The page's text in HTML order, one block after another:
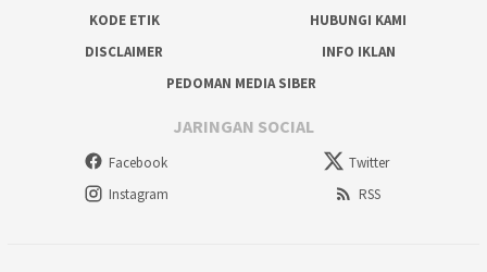
KODE ETIK
HUBUNGI KAMI
DISCLAIMER
INFO IKLAN
PEDOMAN MEDIA SIBER
JARINGAN SOCIAL
Facebook
Twitter
Instagram
RSS